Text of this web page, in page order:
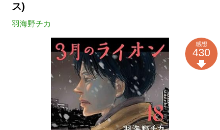
ス)
羽海野チカ
感想
430